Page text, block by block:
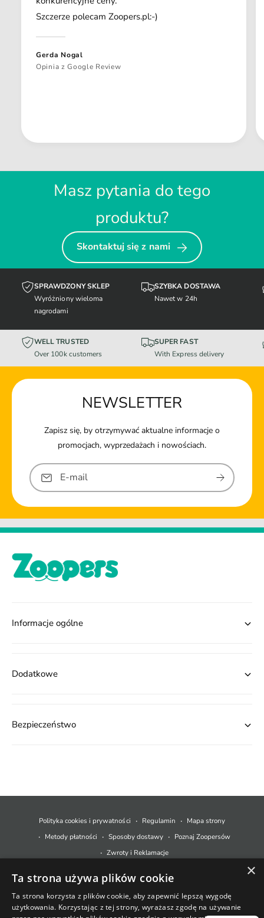
Szczerze polecam Zoopers.pl:-)
Gerda Nogal
Opinia z Google Review
Masz pytania do tego
produktu?
Skontaktuj się z nami
SPRAWDZONY SKLEP
Wyróżniony wieloma
nagrodami
SZYBKA DOSTAWA
Nawet w 24h
WELL TRUSTED
Over 100k customers
SUPER FAST
With Express delivery
NEWSLETTER
Zapisz się, by otrzymywać aktualne informacje o
promocjach, wyprzedażach i nowościach.
E-mail
Informacje ogólne
Dodatkowe
Bezpieczeństwo
e
y
p
ł
a
© 2026,Zoopers.pl. Technologia Shopify
Polityka cookies i prywatności Regulamin
Mapa strony
Metody płatności
Sposoby dostawy
Poznaj Zoopersów
Zwroty i Reklamacje
×
Ta strona używa plików cookie
Ta strona korzysta z plików cookie, aby zapewnić lepszą wygodę
użytkowania. Korzystając z tej strony, wyrażasz zgodę na używanie